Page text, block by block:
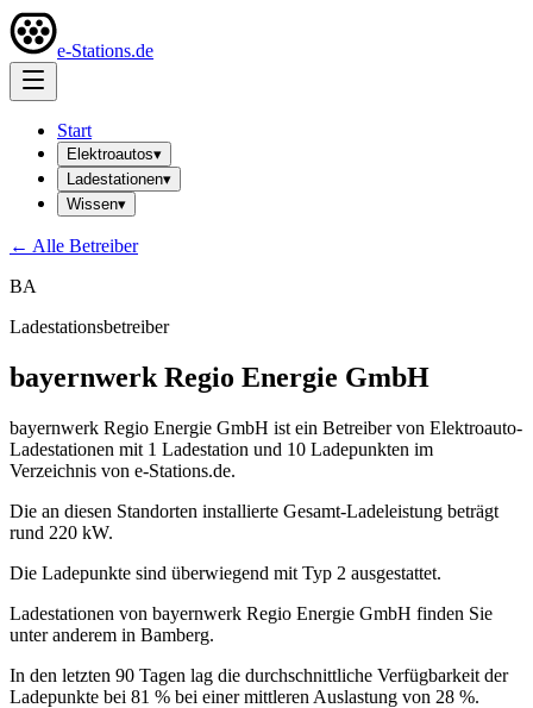
e-Stations.de
Start
Elektroautos▾
Ladestationen▾
Wissen▾
← Alle Betreiber
BA
Ladestationsbetreiber
bayernwerk Regio Energie GmbH
bayernwerk Regio Energie GmbH ist ein Betreiber von Elektroauto-
Ladestationen mit 1 Ladestation und 10 Ladepunkten im
Verzeichnis von e-Stations.de.
Die an diesen Standorten installierte Gesamt-Ladeleistung beträgt
rund 220 kW.
Die Ladepunkte sind überwiegend mit Typ 2 ausgestattet.
Ladestationen von bayernwerk Regio Energie GmbH finden Sie
unter anderem in Bamberg.
In den letzten 90 Tagen lag die durchschnittliche Verfügbarkeit der
Ladepunkte bei 81 % bei einer mittleren Auslastung von 28 %.